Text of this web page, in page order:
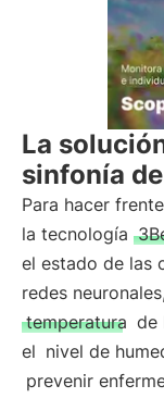
La
sinfonía
Para hacer
la tecnología
el estado de las
redes
temperatura de
el nivel de
prevenir